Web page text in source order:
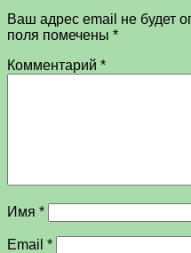
Ваш адрес email не будет
поля помечены *
Комментарий *
Имя *
Email *